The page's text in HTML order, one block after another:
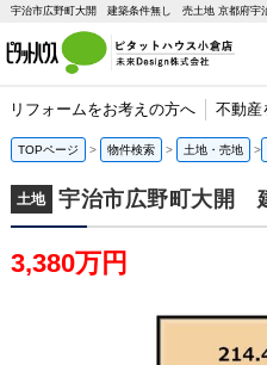
リフォームをお考えの方へ 不動産
TOPページ 物件検索 土地・売地
土地 宇治市広野町大開
3,380万円